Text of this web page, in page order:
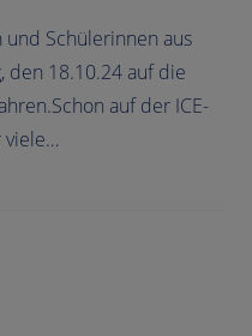
Schülerinnen aus
den 18.10.24 auf die
auf der ICE-
viele…